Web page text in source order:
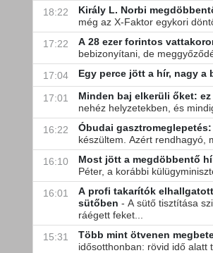
18:22 Király L. Norbi
még az X-Faktor egykori
17:22
A 28 ezer forintos
bebizonyítani, de
17:04
Egy perce jött a hír, nagy
17:01 Minden baj elkerüli őket:
nehéz helyzetekben, és
16:22
Óbudai
készültem. Azért rendhagyó,
16:10
Most jött a megdöbbentő
Péter, a korábbi
16:01
A profi takarítók
sütőben - A sütő tisztítása
ráégett feket...
15:31
Több mint ötvenen
idősotthonban: rövid idő alatt